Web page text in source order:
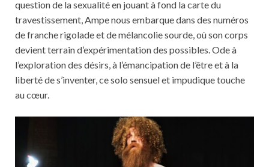
question de la sexualité en jouant à fond la carte du
travestissement, Ampe nous embarque dans des numéros
de franche rigolade et de mélancolie sourde, où son corps
devient terrain d’expérimentation des possibles. Ode à
l’exploration des désirs, à l’émancipation de l’être et à la
liberté de s’inventer, ce solo sensuel et impudique touche
au cœur.